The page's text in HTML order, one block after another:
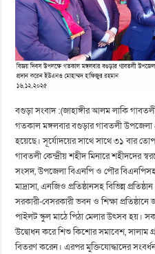
বগুড়া সংবাদ :(জাহাঙ্গীর আলম লাকি
গতকাল মঙ্গলবার বগুড়ার গাবতলী উপজেলা
হয়েছে। সূর্যোদয়ের সাথে সাথে ৩১ বার
গাবতলী কেন্দ্রীয় শহীদ মিনারে শহীদদের
সংসদ, উপজেলা বিএনপি ও পৌর
মাদ্রাসা, এনজিও প্রতিষ্ঠানসহ বিভিন্ন
সরকারী-বেসরকারী ভবন ও শিক্ষা
পাইলট স্কুল মাঠে পিঠা মেলার উৎসব হয়।
উদ্বোধন করে শিশু কিশোর সমাবেশ, সালাম
বিতরণ করেন। এরপর মুক্তিযোদ্ধাদের